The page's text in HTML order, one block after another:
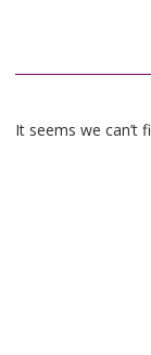
It seems we can’t